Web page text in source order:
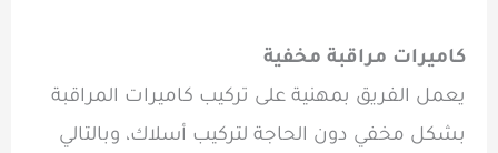
كاميرات مراقبة مخفية
يعمل الفريق بمهنية على تركيب كاميرات المراقبة
بشكل مخفي دون الحاجة لتركيب أسلاك، وبالتالي